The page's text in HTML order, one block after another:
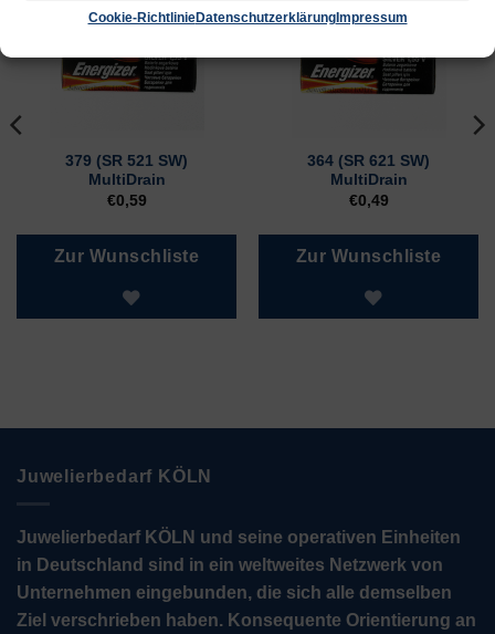
Cookie-RichtlinieDatenschutzerklärungImpressum
379 (SR 521 SW)
MultiDrain
€0,59
Zur Wunschliste
364 (SR 621 SW)
MultiDrain
€0,49
Zur Wunschliste
Juwelierbedarf KÖLN
Juwelierbedarf KÖLN und seine operativen Einheiten
in Deutschland sind in ein weltweites Netzwerk von
Unternehmen eingebunden, die sich alle demselben
Ziel verschrieben haben. Konsequente Orientierung an